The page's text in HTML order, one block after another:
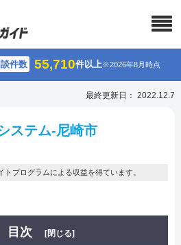
件数 55,710件以上※2026年8月時点
最終更新日： 2022.12.7
ステム-尼崎市
プログラムによる収益を得ています。
目次 [閉じる]